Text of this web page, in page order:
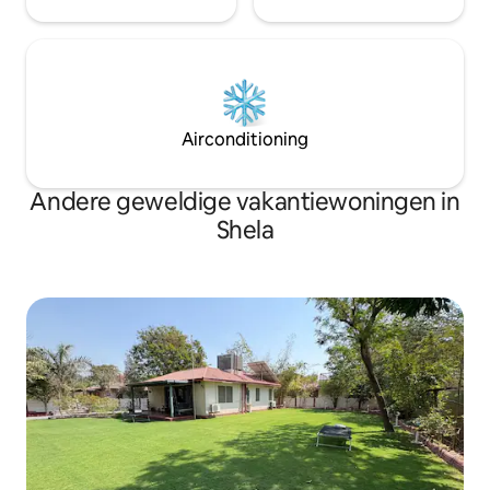
Airconditioning
Andere geweldige vakantiewoningen in
Shela